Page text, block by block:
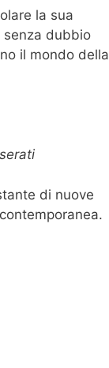
la sua
senza dubbio
il mondo della
di nuove